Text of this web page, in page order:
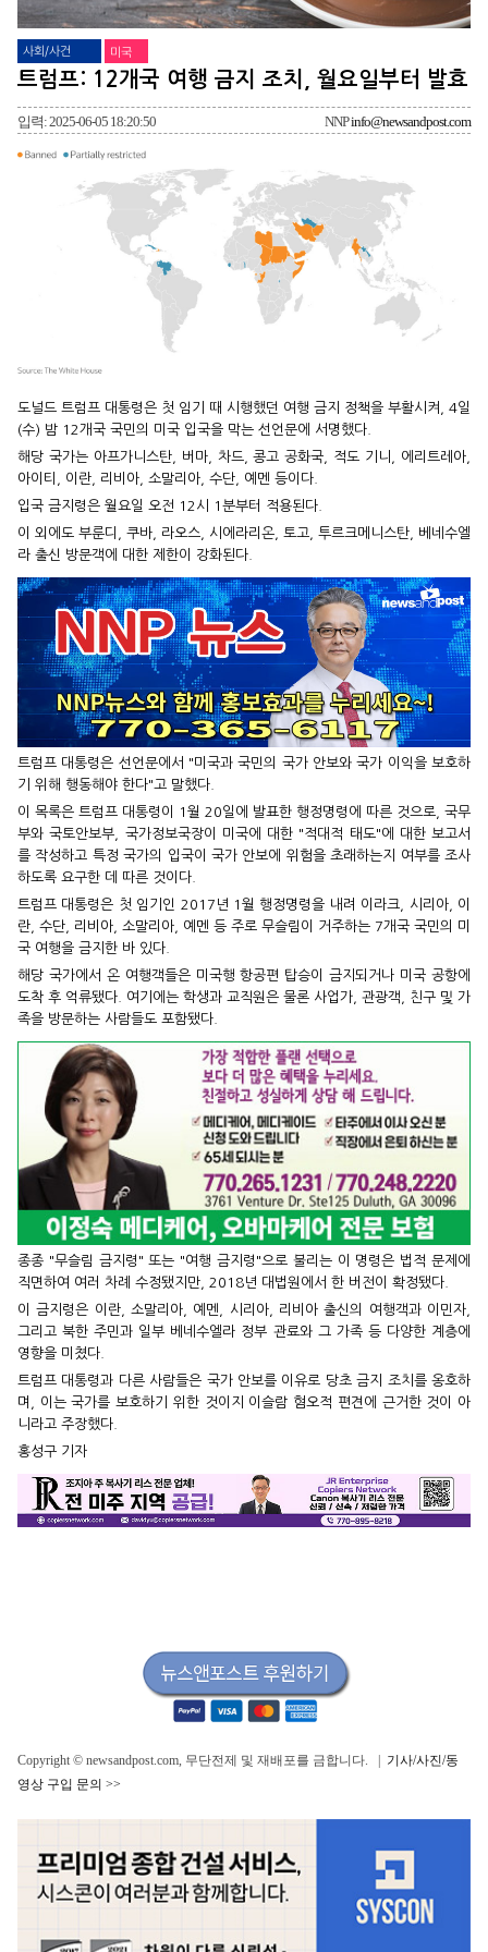
사회/사건 미국
트럼프: 12개국 여행 금지 조치, 월요일부터 발효
입력: 2025-06-05 18:20:50 NNPinfo@newsandpost.com
도널드 트럼프 대통령은 첫 임기 때 시행했던 여행 금지 정책을 부활시켜, 4일
(수) 밤 12개국 국민의 미국 입국을 막는 선언문에 서명했다.
해당 국가는 아프가니스탄, 버마, 차드, 콩고 공화국, 적도 기니, 에리트레아,
아이티, 이란, 리비아, 소말리아, 수단, 예멘 등이다.
입국 금지령은 월요일 오전 12시 1분부터 적용된다.
이 외에도 부룬디, 쿠바, 라오스, 시에라리온, 토고, 투르크메니스탄, 베네수엘
라 출신 방문객에 대한 제한이 강화된다.
트럼프 대통령은 선언문에서 "미국과 국민의 국가 안보와 국가 이익을 보호하
기 위해 행동해야 한다"고 말했다.
이 목록은 트럼프 대통령이 1월 20일에 발표한 행정명령에 따른 것으로, 국무
부와 국토안보부, 국가정보국장이 미국에 대한 "적대적 태도"에 대한 보고서
를 작성하고 특정 국가의 입국이 국가 안보에 위험을 초래하는지 여부를 조사
하도록 요구한 데 따른 것이다.
트럼프 대통령은 첫 임기인 2017년 1월 행정명령을 내려 이라크, 시리아, 이
란, 수단, 리비아, 소말리아, 예멘 등 주로 무슬림이 거주하는 7개국 국민의 미
국 여행을 금지한 바 있다.
해당 국가에서 온 여행객들은 미국행 항공편 탑승이 금지되거나 미국 공항에
도착 후 억류됐다. 여기에는 학생과 교직원은 물론 사업가, 관광객, 친구 및 가
족을 방문하는 사람들도 포함됐다.
종종 "무슬림 금지령" 또는 "여행 금지령"으로 불리는 이 명령은 법적 문제에
직면하여 여러 차례 수정됐지만, 2018년 대법원에서 한 버전이 확정됐다.
이 금지령은 이란, 소말리아, 예멘, 시리아, 리비아 출신의 여행객과 이민자,
그리고 북한 주민과 일부 베네수엘라 정부 관료와 그 가족 등 다양한 계층에
영향을 미쳤다.
트럼프 대통령과 다른 사람들은 국가 안보를 이유로 당초 금지 조치를 옹호하
며, 이는 국가를 보호하기 위한 것이지 이슬람 혐오적 편견에 근거한 것이 아
니라고 주장했다.
홍성구 기자
Copyright © newsandpost.com, 무단전제 및 재배포를 금합니다. | 기사/사진/동
영상 구입 문의 >>